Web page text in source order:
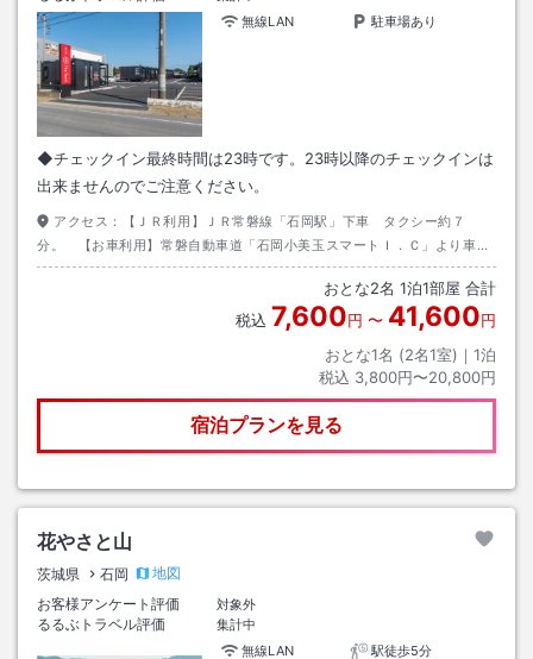
無線LAN
駐車場あり
◆チェックイン最終時間は23時です。23時以降のチェックインは
出来ませんのでご注意ください。
アクセス：
【ＪＲ利用】ＪＲ常磐線「石岡駅」下車 タクシー約７
分。 【お車利用】常磐自動車道「石岡小美玉スマートＩ．Ｃ」より車で
約２分。
おとな2名 1泊1部屋 合計
税込 7,600円 〜 41,600円
おとな1名 (2名1室)｜ 1泊
税込 3,800円〜20,800円
宿泊プランを見る
花やさと山
茨城県 石岡
地図
お客様アンケート評価
対象外
るるぶトラベル評価
集計中
無線LAN
駅徒歩5分